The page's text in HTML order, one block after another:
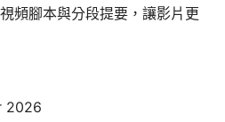
頻腳本與分段提要，讓影片更
2026